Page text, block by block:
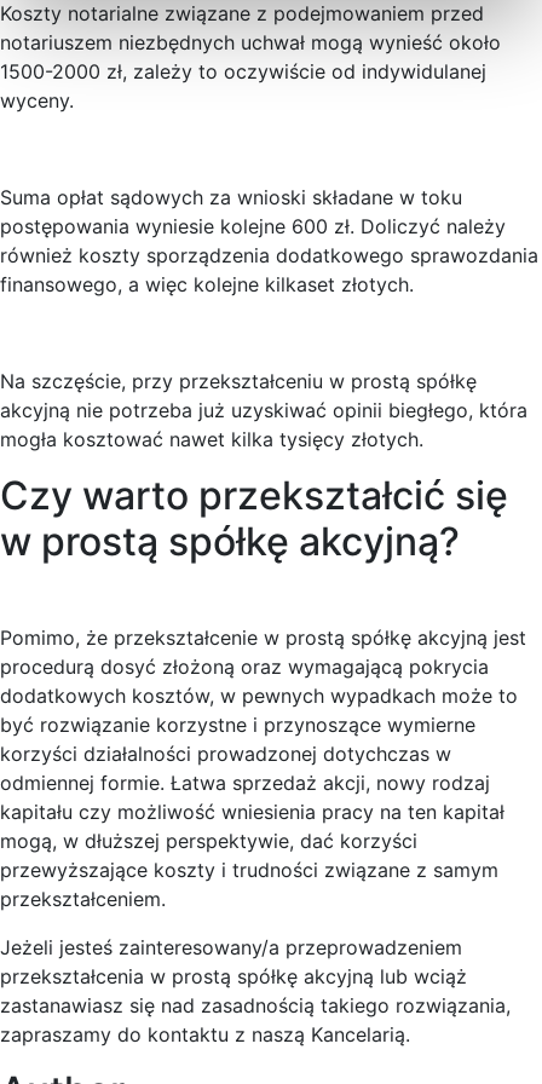
Koszty notarialne związane z podejmowaniem przed
notariuszem niezbędnych uchwał mogą wynieść około
1500-2000 zł, zależy to oczywiście od indywidulanej
wyceny.
Suma opłat sądowych za wnioski składane w toku
postępowania wyniesie kolejne 600 zł. Doliczyć należy
również koszty sporządzenia dodatkowego sprawozdania
finansowego, a więc kolejne kilkaset złotych.
Na szczęście, przy przekształceniu w prostą spółkę
akcyjną nie potrzeba już uzyskiwać opinii biegłego, która
mogła kosztować nawet kilka tysięcy złotych.
Czy warto przekształcić się
w prostą spółkę akcyjną?
Pomimo, że przekształcenie w prostą spółkę akcyjną jest
procedurą dosyć złożoną oraz wymagającą pokrycia
dodatkowych kosztów, w pewnych wypadkach może to
być rozwiązanie korzystne i przynoszące wymierne
korzyści działalności prowadzonej dotychczas w
odmiennej formie. Łatwa sprzedaż akcji, nowy rodzaj
kapitału czy możliwość wniesienia pracy na ten kapitał
mogą, w dłuższej perspektywie, dać korzyści
przewyższające koszty i trudności związane z samym
przekształceniem.
Jeżeli jesteś zainteresowany/a przeprowadzeniem
przekształcenia w prostą spółkę akcyjną lub wciąż
zastanawiasz się nad zasadnością takiego rozwiązania,
zapraszamy do kontaktu z naszą Kancelarią.